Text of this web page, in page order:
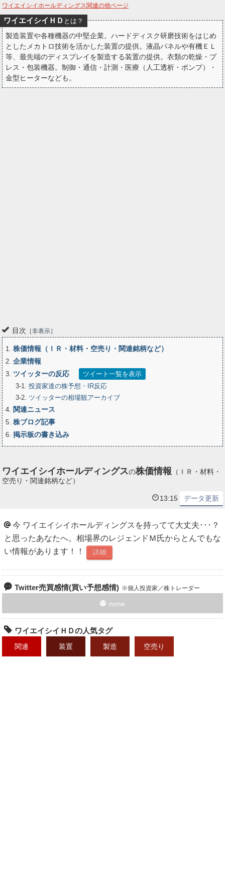
ワイエイシイホールディングス関連の他ページ
ワイエイシイＨＤ とは？
製造装置や各種機器の中堅企業。ハードディスク研磨技術をはじめ
としたメカトロ技術を活かした装置の提供。液晶パネルや有機ＥＬ
等、最先端のディスプレイを製造する装置の提供。衣類の乾燥・プ
レス・包装機器。制御・通信・計測・医療（人工透析・ポンプ）・
金型ヒーターなども。
目次 非表示
1 株価情報（ＩＲ・材料・空売り・関連銘柄など）
2 企業情報
3 ツイッターの反応
ツイート一覧を表示
3-1 投資家達の株予想・IR反応
3-2 ツイッターの相場観アーカイブ
4
関連ニュース
5 株ブログ記事
6 掲示板の書き込み
ワイエイシイホールディングスの株価情報 （ＩＲ・材料・
空売り・関連銘柄など）
13:15 データ更新
今 ワイエイシイホールディングスを持ってて大丈夫･･･？
と思ったあなたへ。相場界のレジェンドＭ氏からとんでもな
い情報があります！！
詳細
Twitter売買感情(買い予想感情) 個人投資家／株トレーダー
none
ワイエイシイＨＤの人気タグ
関連 装置 製造 空売り